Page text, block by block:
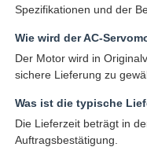
Spezifikationen und der
Wie wird der AC-
Der Motor wird in
sichere Lieferung zu
Was ist die typische
Die Lieferzeit beträgt in
Auftragsbestätigung.